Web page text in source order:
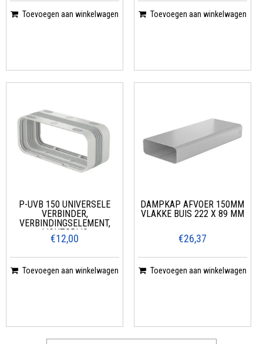
Toevoegen aan winkelwagen Toevoegen aan winkelwagen
P-UVB 150 UNIVERSELE
VERBINDER,
VERBINDINGSELEMENT,
LICHTGRIJS
€12,00
Toevoegen aan winkelwagen
DAMPKAP AFVOER 150MM
VLAKKE BUIS 222 X 89 MM
€26,37
Toevoegen aan winkelwagen